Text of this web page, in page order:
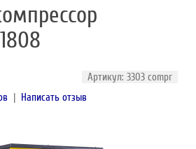
Артикул: 3303 compr
| Написать отзыв